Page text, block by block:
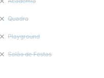
Quadra
Playground
Salão de Festas